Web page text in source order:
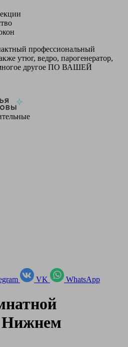
профессиональный
утюг, ведро, парогенератор,
другое ПО ВАШЕЙ
VK WhatsApp
Нижнем